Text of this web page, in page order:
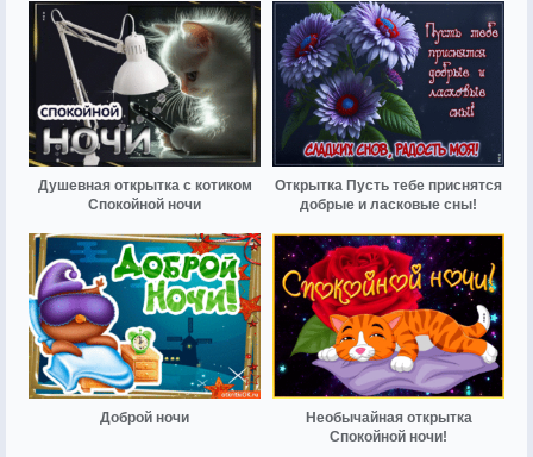
Душевная открытка с котиком
Спокойной ночи
Открытка Пусть тебе приснятся
добрые и ласковые сны!
Доброй ночи
Необычайная открытка
Спокойной ночи!